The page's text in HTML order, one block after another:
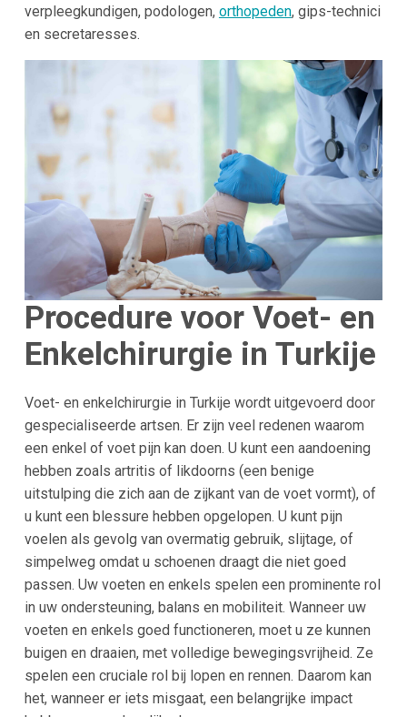
verpleegkundigen, podologen, orthopeden, gips-technici
en secretaresses.
Procedure voor Voet- en
Enkelchirurgie in Turkije
Voet- en enkelchirurgie in Turkije wordt uitgevoerd door
gespecialiseerde artsen. Er zijn veel redenen waarom
een enkel of voet pijn kan doen. U kunt een aandoening
hebben zoals artritis of likdoorns (een benige
uitstulping die zich aan de zijkant van de voet vormt), of
u kunt een blessure hebben opgelopen. U kunt pijn
voelen als gevolg van overmatig gebruik, slijtage, of
simpelweg omdat u schoenen draagt die niet goed
passen. Uw voeten en enkels spelen een prominente rol
in uw ondersteuning, balans en mobiliteit. Wanneer uw
voeten en enkels goed functioneren, moet u ze kunnen
buigen en draaien, met volledige bewegingsvrijheid. Ze
spelen een cruciale rol bij lopen en rennen. Daarom kan
het, wanneer er iets misgaat, een belangrijke impact